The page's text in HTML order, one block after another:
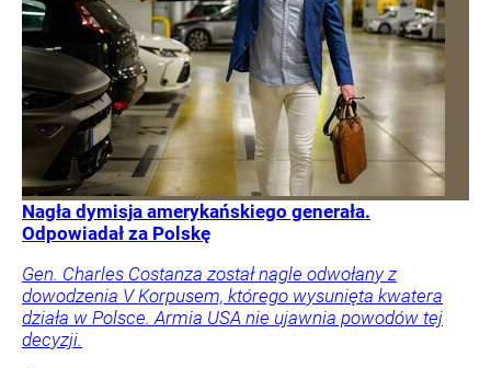
Nagła dymisja amerykańskiego generała.
Odpowiadał za Polskę
Gen. Charles Costanza został nagle odwołany z
dowodzenia V Korpusem, którego wysunięta kwatera
działa w Polsce. Armia USA nie ujawnia powodów tej
decyzji.